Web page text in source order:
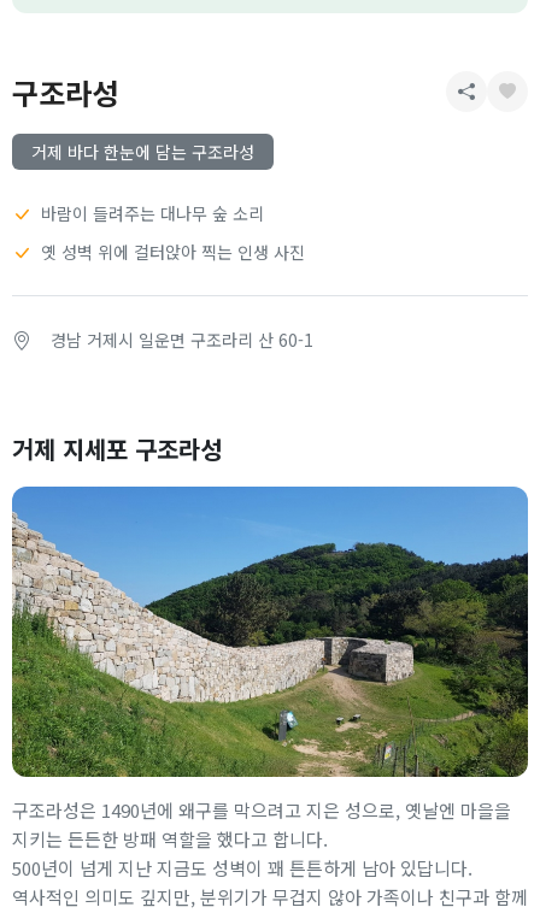
거제 지세포 구조라성
구조라성은 1490년에 왜구를 막으려고 지은 성으로, 옛날엔 마을을
지키는 든든한 방패 역할을 했다고 합니다.
500년이 넘게 지난 지금도 성벽이 꽤 튼튼하게 남아 있답니다.
역사적인 의미도 깊지만, 분위기가 무겁지 않아 가족이나 친구과 함께
구조라성
거제 바다 한눈에 담는 구조라성
바람이 들려주는 대나무 숲 소리
옛 성벽 위에 걸터앉아 찍는 인생 사진
경남 거제시 일운면 구조라리 산 60-1